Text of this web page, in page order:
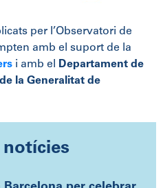
per l’Observatori de
amb el suport de la
i amb el
Departament de
la Generalitat de